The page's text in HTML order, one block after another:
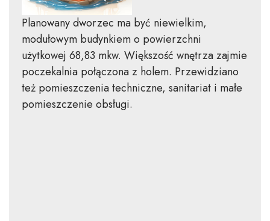
Planowany dworzec ma być niewielkim,
modułowym budynkiem o powierzchni
użytkowej 68,83 mkw. Większość wnętrza zajmie
poczekalnia połączona z holem. Przewidziano
też pomieszczenia techniczne, sanitariat i małe
pomieszczenie obsługi.